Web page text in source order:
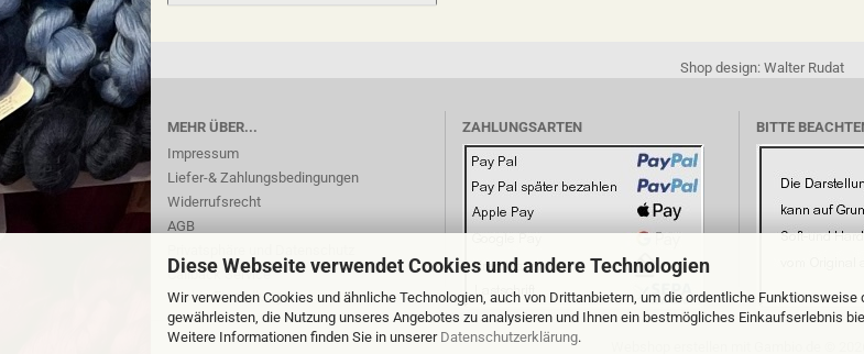
Diese Webseite verwendet Cookies und andere Technologien
Wir verwenden Cookies und ähnliche Technologien, auch von Drittanbietern, um die ordentliche Funktionsweise
gewährleisten, die Nutzung unseres Angebotes zu analysieren und Ihnen ein bestmögliches Einkaufserlebnis
Weitere Informationen finden Sie in unserer Datenschutzerklärung.
Shop design: Walter Rudat
MEHR ÜBER...
Impressum
Liefer-& Zahlungsbedingungen
Widerrufsrecht
AGB
Callback Service
Cookie Einstellungen
ZAHLUNGSARTEN BITTE